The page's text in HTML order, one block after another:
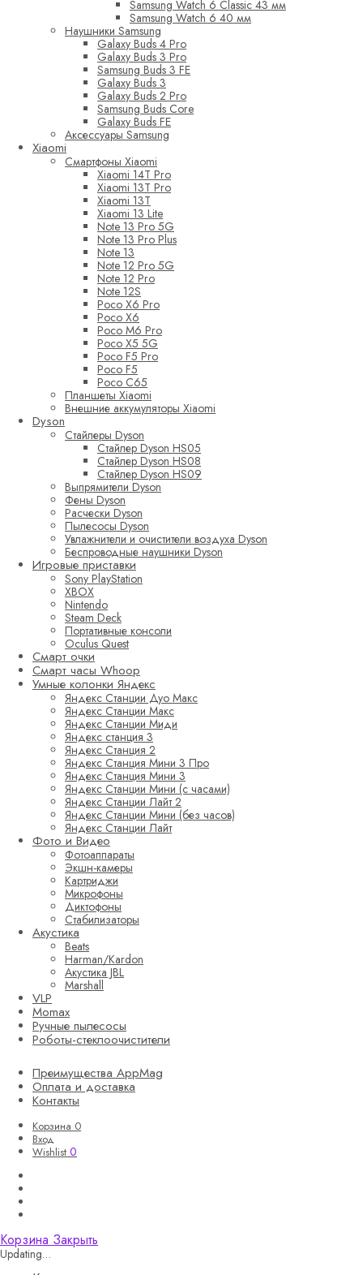
Samsung Watch 6 Classic 43 мм
Samsung Watch 6 40 мм
Наушники Samsung
Galaxy Buds 4 Pro
Galaxy Buds 3 Pro
Samsung Buds 3 FE
Galaxy Buds 3
Galaxy Buds 2 Pro
Samsung Buds Core
Galaxy Buds FE
Аксессуары Samsung
Xiaomi
Смартфоны Xiaomi
Xiaomi 14T Pro
Xiaomi 13T Pro
Xiaomi 13T
Xiaomi 13 Lite
Note 13 Pro 5G
Note 13 Pro Plus
Note 13
Note 12 Pro 5G
Note 12 Pro
Note 12S
Poco X6 Pro
Poco X6
Poco M6 Pro
Poco X5 5G
Poco F5 Pro
Poco F5
Poco C65
Планшеты Xiaomi
Внешние аккумуляторы Xiaomi
Dyson
Стайлеры Dyson
Стайлер Dyson HS05
Стайлер Dyson HS08
Стайлер Dyson HS09
Выпрямители Dyson
Фены Dyson
Расчески Dyson
Пылесосы Dyson
Увлажнители и очистители воздуха Dyson
Беспроводные наушники Dyson
Игровые приставки
Sony PlayStation
XBOX
Nintendo
Steam Deck
Портативные консоли
Oculus Quest
Смарт очки
Смарт часы Whoop
Умные колонки Яндекс
Яндекс Станции Дуо Макс
Яндекс Станции Макс
Яндекс Станции Миди
Яндекс станция 3
Яндекс Станция 2
Яндекс Станция Мини 3 Про
Яндекс Станция Мини 3
Яндекс Станции Мини (с часами)
Яндекс Станции Лайт 2
Яндекс Станции Мини (без часов)
Яндекс Станции Лайт
Фото и Видео
Фотоаппараты
Экшн-камеры
Картриджи
Микрофоны
Диктофоны
Стабилизаторы
Акустика
Beats
Harman/Kardon
Акустика JBL
Marshall
VLP
Momax
Ручные пылесосы
Роботы-стеклоочистители
Преимущества AppMag
Оплата и доставка
Контакты
Корзина 0
Вход
Wishlist 0
Корзина Закрыть
Updating…